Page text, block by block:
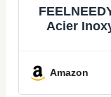
Acier
Amazon